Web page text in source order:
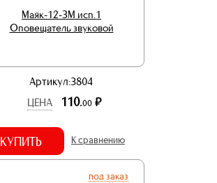
Маяк-12-ЗМ исп.1
Оповещатель звуковой
Артикул:3804
ЦЕНА
110.00 р.
КУПИТЬ К сравнению
под заказ